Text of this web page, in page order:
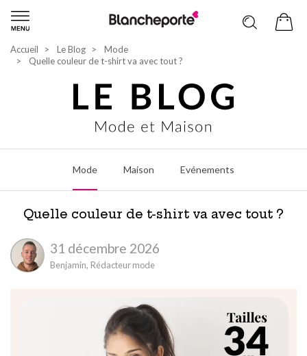
Accueil Le Blog
Mode
Quelle couleur de t-shirt va avec tout ?
Mode Maison Evénements
Quelle couleur de t-shirt va avec tout ?
31 décembre 2026
Benjamin, Rédacteur mode